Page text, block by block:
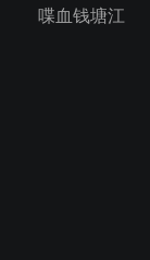
喋血钱塘江